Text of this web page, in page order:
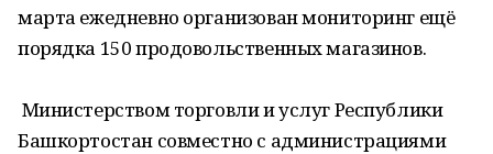
марта ежедневно организован мониторинг ещё
порядка 150 продовольственных магазинов.
Министерством торговли и услуг Республики
Башкортостан совместно с администрациями